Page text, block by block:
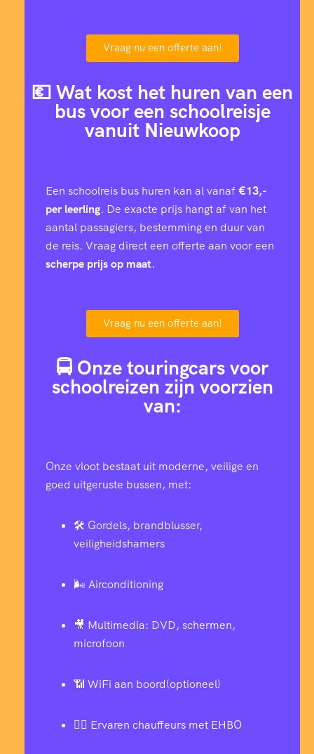
Vraag nu een offerte aan!
💶 Wat kost het huren van een
bus voor een schoolreisje
vanuit Nieuwkoop
Een schoolreis bus huren kan al vanaf€13,-
per leerling. De exacte prijs hangt af van het
aantal passagiers, bestemming en duur van
de reis. Vraag direct een offerte aan voor een
scherpe prijs op maat.
Vraag nu een offerte aan!
🚍 Onze touringcars voor
schoolreizen zijn voorzien
van:
Onze vloot bestaat uit moderne, veilige en
goed uitgeruste bussen, met:
🛠️ Gordels, brandblusser,
veiligheidshamers
🌬️ Airconditioning
🎥 Multimedia: DVD, schermen,
microfoon
📶 WiFi aan boord(optioneel)
👨‍✈️ Ervaren chauffeurs met EHBO